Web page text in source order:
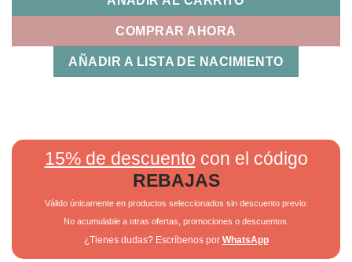
COMPRAR AHORA
AÑADIR A LISTA DE NACIMIENTO
15% de descuento con el código
REBAJAS
Válido únicamente en productos seleccionados sin descuento previo.
No acumulable a otras ofertas, promociones o descuentos.
¿Tienes dudas? Escríbenos por WhatsApp